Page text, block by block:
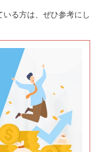
る方は、ぜひ参考にし